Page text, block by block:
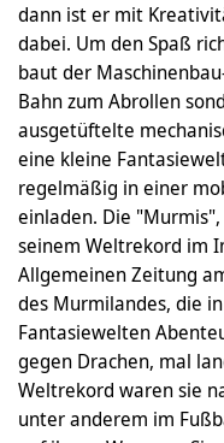
dann ist er mit
dabei. Um den Spaß
baut der
Bahn zum Abrollen
ausgetüftelte
eine kleine
regelmäßig in einer
einladen. Die
seinem Weltrekord im
Allgemeinen Zeitung
des Murmilandes, die
Fantasiewelten
gegen Drachen, mal
Weltrekord waren sie
unter anderem im